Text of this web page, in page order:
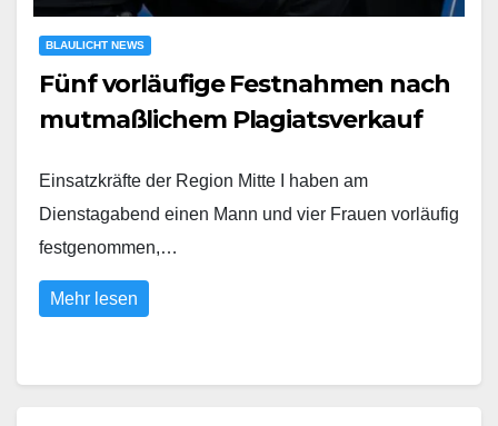
BLAULICHT NEWS
Fünf vorläufige Festnahmen nach
mutmaßlichem Plagiatsverkauf
Einsatzkräfte der Region Mitte I haben am
Dienstagabend einen Mann und vier Frauen vorläufig
festgenommen,…
Mehr lesen